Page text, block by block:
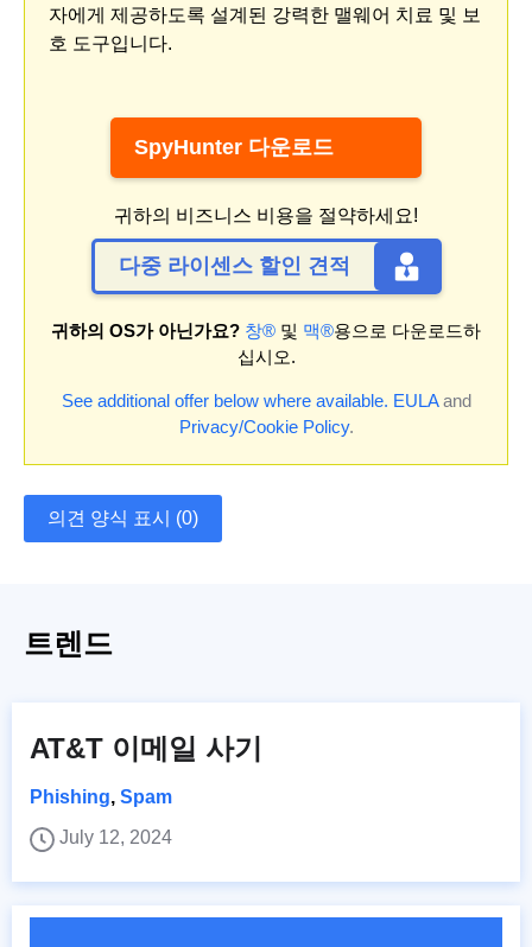
자에게 제공하도록 설계된 강력한 맬웨어 치료 및 보
호 도구입니다.
SpyHunter 다운로드
귀하의 비즈니스 비용을 절약하세요!
다중 라이센스 할인 견적
귀하의 OS가 아닌가요? 창® 및 맥®용으로 다운로드하
십시오.
See additional offer below where available. EULAand
Privacy/Cookie Policy.
의견 양식 표시 (0)
트렌드
AT&T 이메일 사기
Phishing, Spam
July 12, 2024